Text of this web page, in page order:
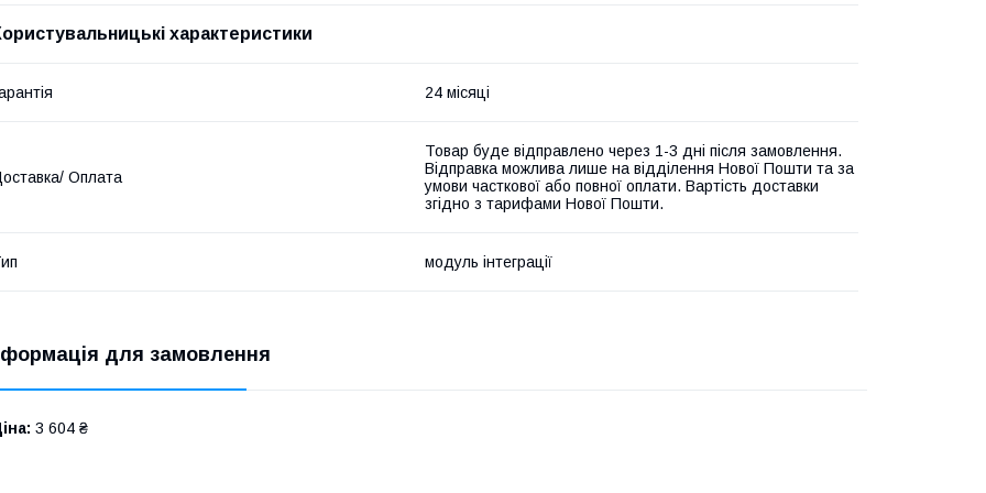
характеристики
24 місяці
Оплата
Товар буде відправлено через 1-3 дні після замовлення.
Відправка можлива лише на відділення Нової Пошти та за
умови часткової або повної оплати. Вартість доставки
згідно з тарифами Нової Пошти.
модуль інтеграції
для замовлення
3 604 ₴